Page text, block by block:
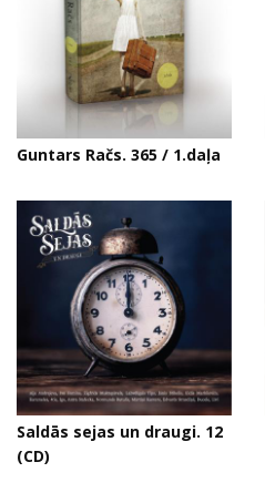
Guntars Račs. 365 / 1.daļa
Saldās sejas un draugi. 12
(CD)